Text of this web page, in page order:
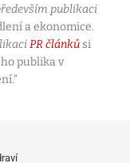
publikaci
a ekonomice.
PR článků si
publika v